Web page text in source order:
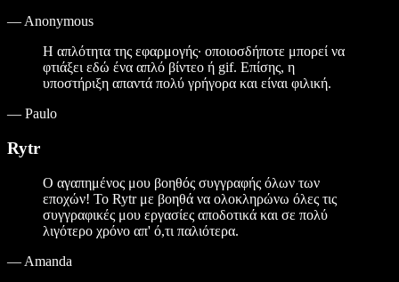
— Anonymous
Η απλότητα της εφαρμογής· οποιοσδήποτε μπορεί να
φτιάξει εδώ ένα απλό βίντεο ή gif. Επίσης, η
υποστήριξη απαντά πολύ γρήγορα και είναι φιλική.
— Paulo
Rytr
Ο αγαπημένος μου βοηθός συγγραφής όλων των
εποχών! Το Rytr με βοηθά να ολοκληρώνω όλες τις
συγγραφικές μου εργασίες αποδοτικά και σε πολύ
λιγότερο χρόνο απ' ό,τι παλιότερα.
— Amanda